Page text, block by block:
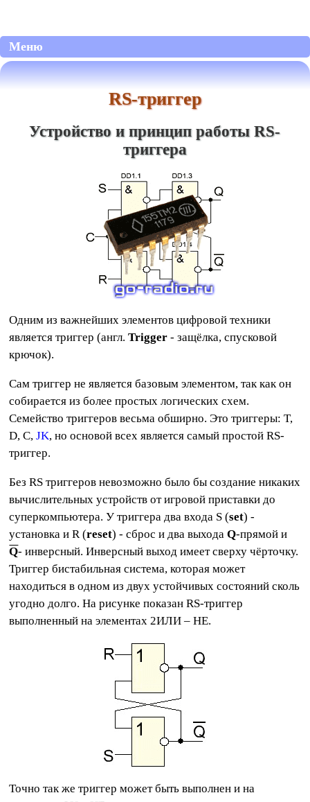
Меню
RS-триггер
Устройство и принцип работы RS-
триггера
Одним из важнейших элементов цифровой техники
является триггер (англ.Trigger - защёлка, спусковой
крючок).
Сам триггер не является базовым элементом, так как он
собирается из более простых логических схем.
Семейство триггеров весьма обширно. Это триггеры: T,
D, C,JK, но основой всех является самый простой RS-
триггер.
Без RS триггеров невозможно было бы создание никаких
вычислительных устройств от игровой приставки до
суперкомпьютера. У триггера два входа S (set) -
установка и R (reset) - сброс и два выходаQ-прямой и
Q- инверсный. Инверсный выход имеет сверху чёрточку.
Триггер бистабильная система, которая может
находиться в одном из двух устойчивых состояний сколь
угодно долго. На рисунке показан RS-триггер
выполненный на элементах 2ИЛИ – НЕ.
Точно так же триггер может быть выполнен и на